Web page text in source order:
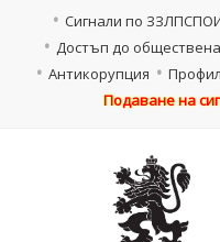
Сигнали по
Достъп до
Антикорупция
Подаване на